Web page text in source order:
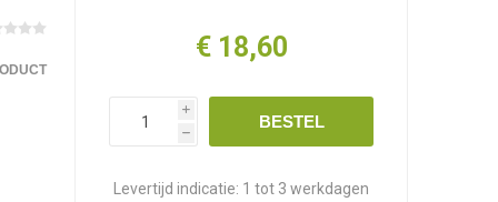
€ 18,60
i
h
BESTEL
Levertijd indicatie: 1 tot 3 werkdagen